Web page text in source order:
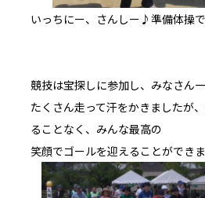
いっちにー、さんしー♪準備体操
競技は宝探しに参加し、みなさん
たくさん走って汗をかきましたが
ることなく、みんな最高の
笑顔でゴールを迎えることができ